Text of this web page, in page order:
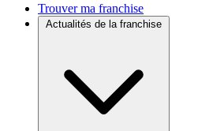
Trouver ma franchise
Actualités de la franchise